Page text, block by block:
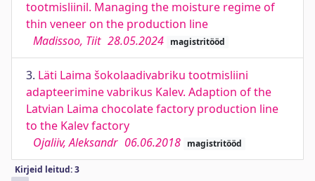
tootmisliinil. Managing the moisture regime of
thin veneer on the production line
Madissoo, Tiit 28.05.2024 magistritööd
3. Läti Laima šokolaadivabriku tootmisliini
adapteerimine vabrikus Kalev. Adaption of the
Latvian Laima chocolate factory production line
to the Kalev factory
Ojaliiv, Aleksandr 06.06.2018 magistritööd
Kirjeid leitud: 3